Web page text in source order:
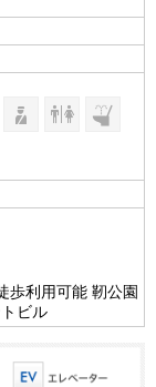
歩利用可能 靭公園
ビル